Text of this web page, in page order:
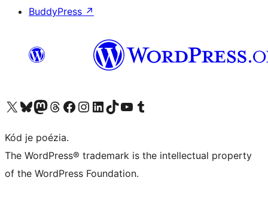
BuddyPress ↗
Navštívte náš účet na X (predtým Twitter)
Navštívte náš účet na platforme Bluesky
Navštívte náš účet na Mastodone
Navštívte náš účet na platforme Threads
Navštívte našu stránku na Facebooku
Navštívte náš účet Instagram
Navštívte náš účet LinkedIn
Navštívte náš účet na platforme TikTok
Navštívte náš kanál YouTube
Navštívte náš účet na platforme Tumblr
Kód je poézia.
The WordPress® trademark is the intellectual property
of the WordPress Foundation.